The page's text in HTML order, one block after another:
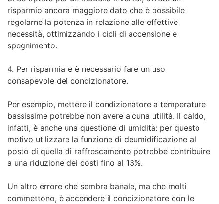
risparmio ancora maggiore dato che è possibile
regolarne la potenza in relazione alle effettive
necessità, ottimizzando i cicli di accensione e
spegnimento.
4. Per risparmiare è necessario fare un uso
consapevole del condizionatore.
Per esempio, mettere il condizionatore a temperature
bassissime potrebbe non avere alcuna utilità. Il caldo,
infatti, è anche una questione di umidità: per questo
motivo utilizzare la funzione di deumidificazione al
posto di quella di raffrescamento potrebbe contribuire
a una riduzione dei costi fino al 13%.
Un altro errore che sembra banale, ma che molti
commettono, è accendere il condizionatore con le